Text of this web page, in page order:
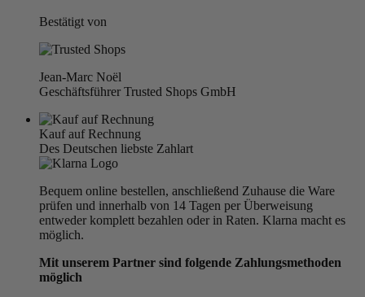
Bestätigt von
Jean-Marc Noël
Geschäftsführer Trusted Shops GmbH
Kauf auf Rechnung
Des Deutschen liebste Zahlart
Bequem online bestellen, anschließend Zuhause die Ware
prüfen und innerhalb von 14 Tagen per Überweisung
entweder komplett bezahlen oder in Raten. Klarna macht es
möglich.
Mit unserem Partner sind folgende Zahlungsmethoden
möglich